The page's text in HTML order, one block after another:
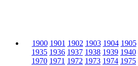
1900 1901 1902 1903 1904 1905
1935 1936 1937 1938 1939 1940
1970 1971 1972 1973 1974 1975